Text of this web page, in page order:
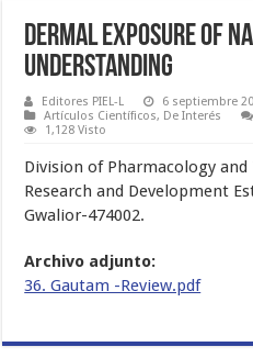
Dermal Exposure of
Understanding
Editores PIEL-L
6 septiembre
Artículos Científicos, De Interés
1,128 Visto
Division of Pharmacology and
Research and Development
Gwalior-474002.
Archivo adjunto:
36. Gautam -Review.pdf